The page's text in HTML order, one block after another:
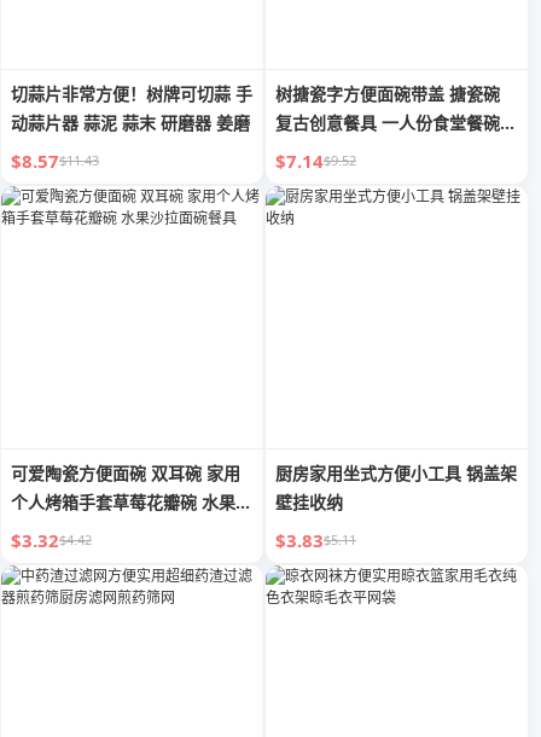
切蒜片非常方便！树牌可切蒜 手
动蒜片器 蒜泥 蒜末 研磨器 姜磨
$8.57$11.43
树搪瓷字方便面碗带盖 搪瓷碗
复古创意餐具 一人份食堂餐碗
单个大号
$7.14$9.52
可爱陶瓷方便面碗 双耳碗 家用
个人烤箱手套草莓花瓣碗 水果沙
拉面碗餐具
$3.32$4.42
厨房家用坐式方便小工具 锅盖架
壁挂收纳
$3.83$5.11